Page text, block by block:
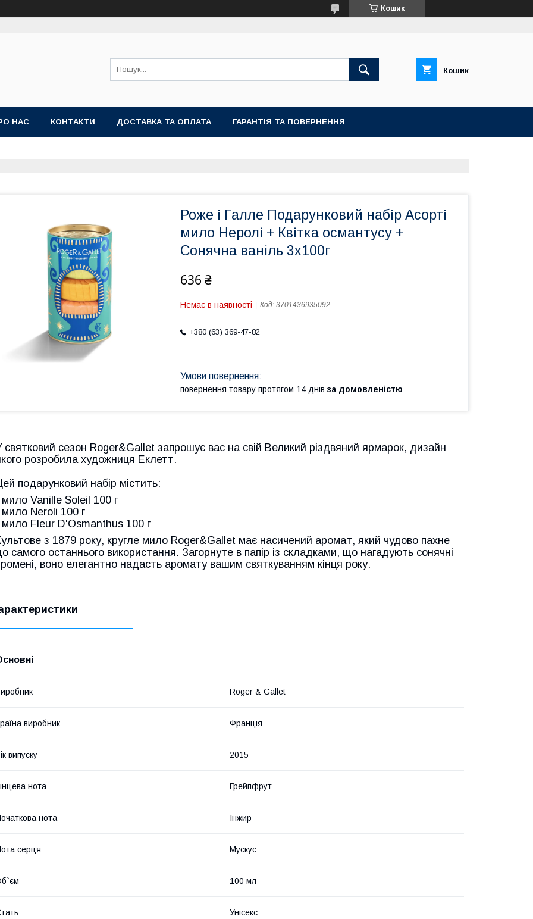
Кошик
Кошик
НАС КОНТАКТИ ДОСТАВКА ТА ОПЛАТА ГАРАНТІЯ ТА ПОВЕРНЕННЯ
Роже і Галле Подарунковий набір Асорті
мило Неролі + Квітка османтусу +
Сонячна ваніль 3х100г
636 ₴
Немає в наявності Код: 3701436935092
+380 (63) 369-47-82
повернення товару протягом 14 днів за домовленістю
святковий сезон Roger&Gallet запрошує вас на свій Великий різдвяний ярмарок, дизайн
розробила художниця Еклетт.
подарунковий набір містить:
мило Vanille Soleil 100 г
мило Neroli 100 г
мило Fleur D'Osmanthus 100 г
з 1879 року, кругле мило Roger&Gallet має насичений аромат, який чудово пахне
самого останнього використання. Загорнуте в папір із складками, що нагадують сонячні
воно елегантно надасть аромату вашим святкуванням кінця року.
Roger & Gallet
виробник Франція
випуску 2015
нота Грейпфрут
нота Інжир
серця Мускус
100 мл
Унісекс